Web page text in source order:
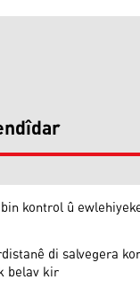
kontrol û
di salvegera
belav kir